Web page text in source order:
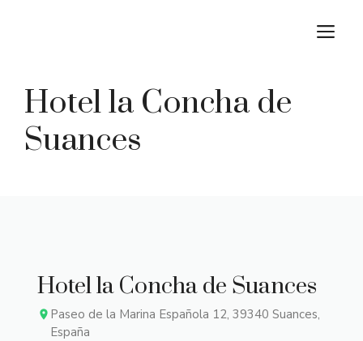
Hotel la Concha de
Suances
Hotel la Concha de Suances
Paseo de la Marina Española 12, 39340 Suances,
España